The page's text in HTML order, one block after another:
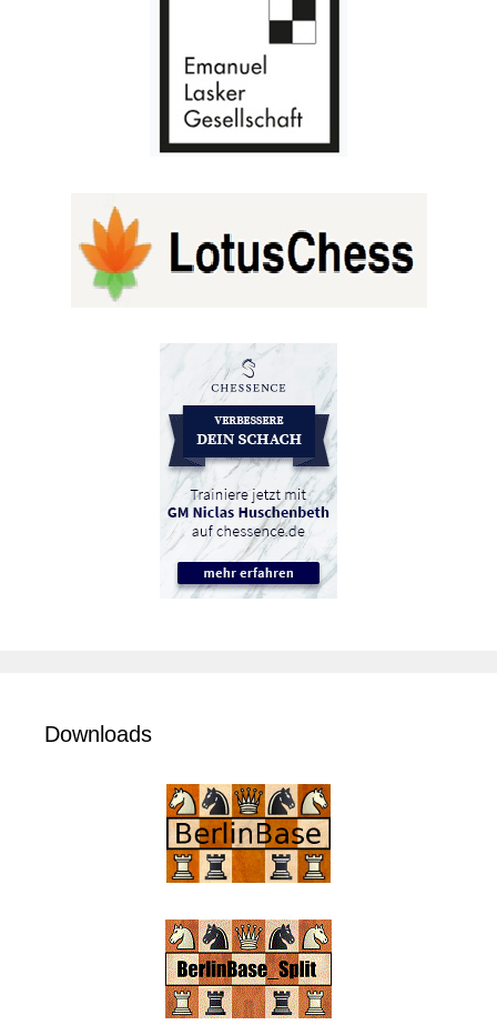
Downloads